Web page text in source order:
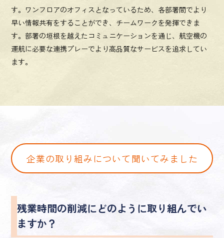
す。ワンフロアのオフィスとなっているため、各部署間でより
早い情報共有をすることができ、チームワークを発揮できま
す。部署の垣根を越えたコミュニケーションを通じ、航空機の
運航に必要な連携プレーでより高品質なサービスを追求してい
ます。
企業の取り組みについて聞いてみました
残業時間の削減にどのように取り組んでい
ますか？